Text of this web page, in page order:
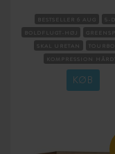
BESTSELLER 6 AUG
BOLDFLUGT-HØJ
SKAL URETAN
KOMPRESSION HÅRDT
KØB